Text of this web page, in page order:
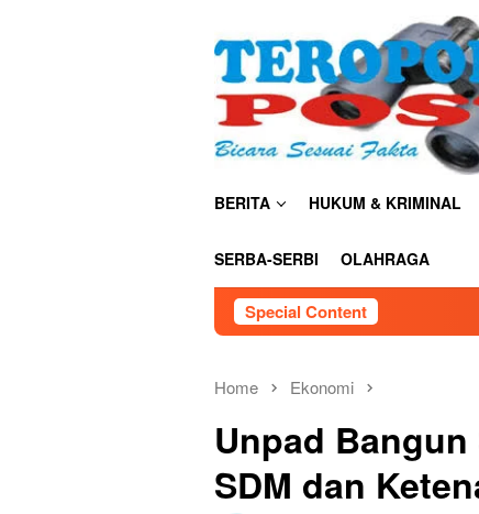
BERITA HUKUM & KRIMINAL
SERBA-SERBI OLAHRAGA
Special Content
Home Ekonomi
Unpad
SDM dan